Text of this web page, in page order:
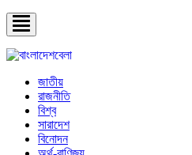
জাতীয়
রাজনীতি
বিশ্ব
সারাদেশ
বিনোদন